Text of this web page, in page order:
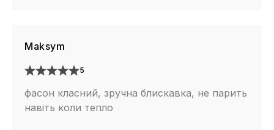
Maksym
5
фасон класний, зручна блискавка, не парить
навіть коли тепло